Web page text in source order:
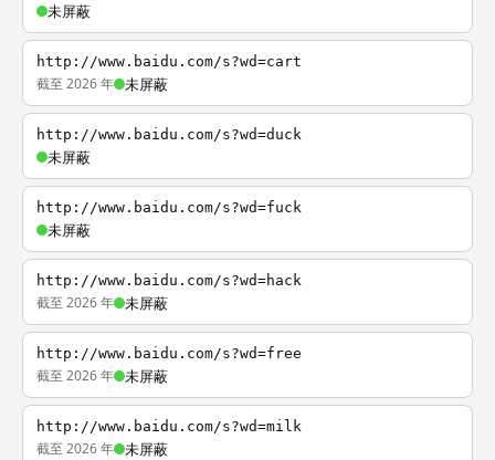
未屏蔽
http://www.baidu.com/s?wd=cart
截至 2026 年 未屏蔽
http://www.baidu.com/s?wd=duck
未屏蔽
http://www.baidu.com/s?wd=fuck
未屏蔽
http://www.baidu.com/s?wd=hack
截至 2026 年 未屏蔽
http://www.baidu.com/s?wd=free
截至 2026 年 未屏蔽
http://www.baidu.com/s?wd=milk
截至 2026 年 未屏蔽